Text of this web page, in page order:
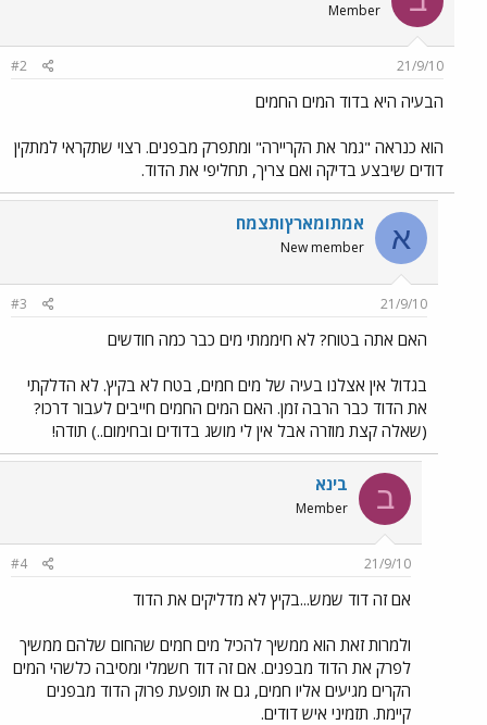
Member
21/9/10
#2
הבעיה היא בדוד המים החמים
הוא כנראה "גמר את הקריירה" ומתפרק מבפנים. רצוי שתקראי למתקין
דודים שיבצע בדיקה ואם צריך, תחליפי את הדוד.
א אמתIמארץIתצמח
New member
21/9/10
#3
האם אתה בטוח? לא חיממתי מים כבר כמה חודשים
בגדול אין אצלנו בעיה של מים חמים, בטח לא בקיץ. לא הדלקתי
את הדוד כבר הרבה זמן. האם המים החמים חייבים לעבור דרכו?
(שאלה קצת מוזרה אבל אין לי מושג בדודים ובחימום..) תודה!
ב בינא
Member
21/9/10
#4
אם זה דוד שמש...בקיץ לא מדליקים את הדוד
ולמרות זאת הוא ממשיך להכיל מים חמים שהחום שלהם ממשיך
לפרק את הדוד מבפנים. אם זה דוד חשמלי ומסיבה כלשהי המים
הקרים מגיעים אליו חמים, גם אז תופעת פרוק הדוד מבפנים
קיימת. תזמיני איש דודים.